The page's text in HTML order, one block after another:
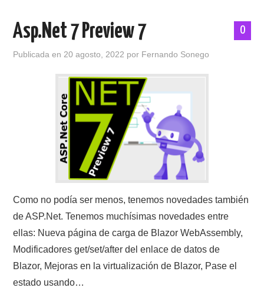
0
Asp.Net 7 Preview 7
Publicada en20 agosto, 2022 por Fernando Sonego
Como no podía ser menos, tenemos novedades también
de ASP.Net. Tenemos muchísimas novedades entre
ellas: Nueva página de carga de Blazor WebAssembly,
Modificadores get/set/after del enlace de datos de
Blazor, Mejoras en la virtualización de Blazor, Pase el
estado usando…